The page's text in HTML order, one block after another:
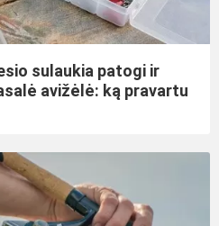
sulaukia patogi ir
avižėlė: ką pravartu